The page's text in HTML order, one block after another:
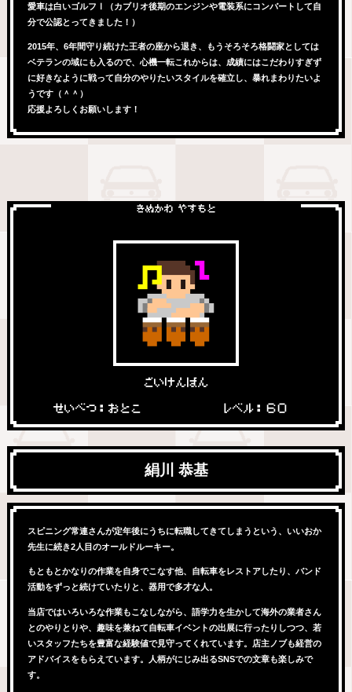
愛車は白いゴルフⅠ（カブリオ後期のエンジンや電装系にコンバートして自
分で公認とってきました！）
2015年、6年間守り続けた王者の座から退き、もうそろそろ格闘家としては
ベテランの域にも入るので、心機一転これからは、成績にはこだわりすぎず
に好きなように戦って自分のやりたいスタイルを確立し、暴れまわりたいよ
うです（＾＾）
応援よろしくお願いします！
きぬかわ やすもと
ごいけんばん
せいべつ：おとこ レベル：６０
絹川 恭基
スピニング常連さんが定年後にうちに転職してきてしまうという、いいおか
先生に続き2人目のオールドルーキー。
もともとかなりの作業を自身でこなす他、自転車をレストアしたり、バンド
活動をずっと続けていたりと、器用で多才な人。
当店ではいろいろな作業もこなしながら、語学力を生かして海外の業者さん
とのやりとりや、趣味を兼ねて自転車イベントの出展に行ったりしつつ、若
いスタッフたちを豊富な経験値で見守ってくれています。店主ノブも経営の
アドバイスをもらえています。人柄がにじみ出るSNSでの文章も楽しみで
す。